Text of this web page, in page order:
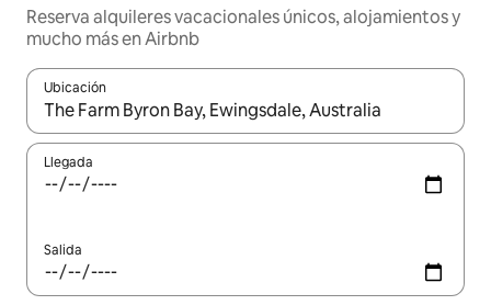
Reserva alquileres vacacionales únicos, alojamientos y
mucho más en Airbnb
Ubicación
Cuando los resultados estén disponibles, navega con las
Llegada
Salida